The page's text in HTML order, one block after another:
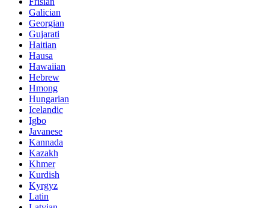
Galician
Georgian
Gujarati
Haitian
Hausa
Hawaiian
Hebrew
Hmong
Hungarian
Icelandic
Igbo
Javanese
Kannada
Kazakh
Khmer
Kurdish
Kyrgyz
Latin